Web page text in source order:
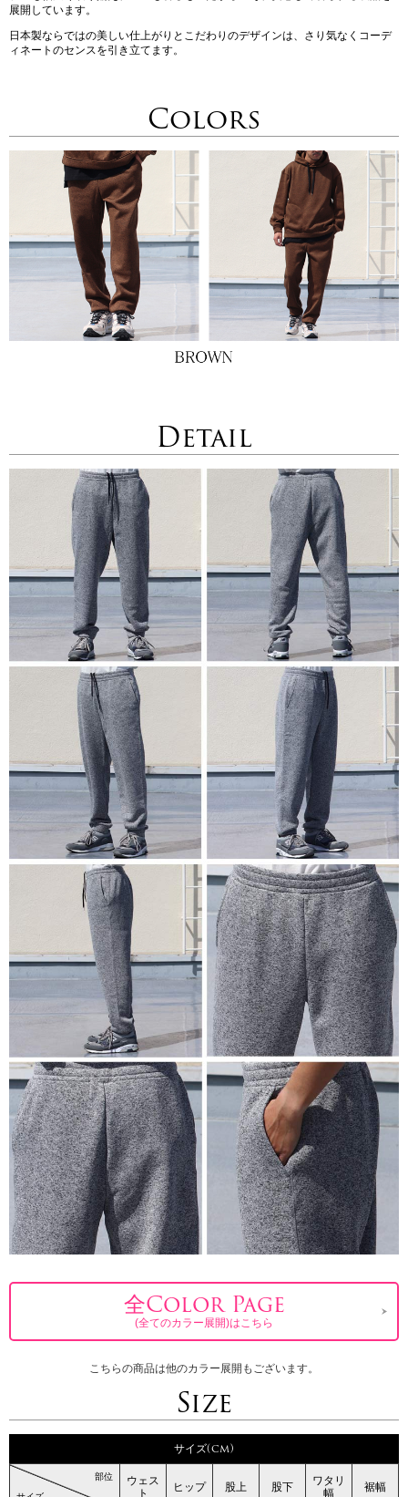
展開しています。
日本製ならではの美しい仕上がりとこだわりのデザインは、さり気なくコーデ
ィネートのセンスを引き立てます。
Colors
Detail
全Color Page
(全てのカラー展開)はこちら
こちらの商品は他のカラー展開もございます。
Size
サイズ(cm)
部位 ウェス
ト ヒップ 股上 股下 ワタリ
幅 裾幅